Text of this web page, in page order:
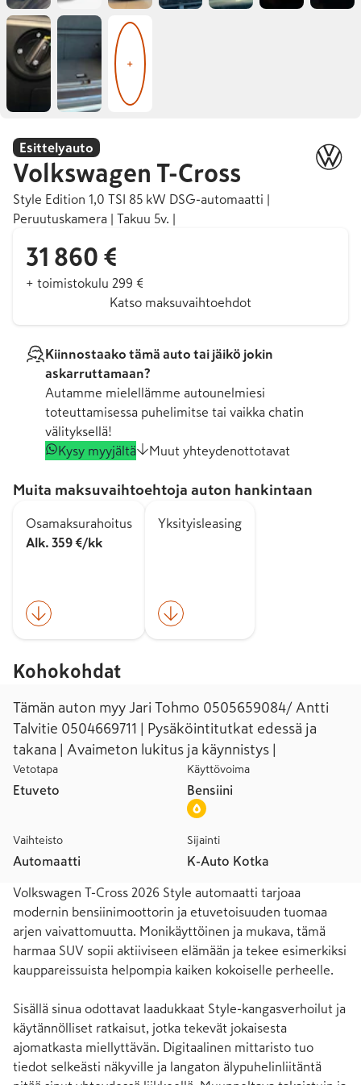
+
Esittelyauto
Volkswagen T-Cross
Style Edition 1,0 TSI 85 kW DSG-automaatti |
Peruutuskamera | Takuu 5v. |
31 860 €
+ toimistokulu 299 €
Katso maksuvaihtoehdot
Kiinnostaako tämä auto tai jäikö jokin
askarruttamaan?
Autamme mielellämme autounelmiesi
toteuttamisessa puhelimitse tai vaikka chatin
välityksellä!
Kysy myyjältä
Muut yhteydenottotavat
Muita maksuvaihtoehtoja auton hankintaan
Osamaksurahoitus
Alk. 359 €/kk
Yksityisleasing
Kohokohdat
Tämän auton myy Jari Tohmo 0505659084/ Antti
Talvitie 0504669711 | Pysäköintitutkat edessä ja
takana | Avaimeton lukitus ja käynnistys |
Vetotapa
Etuveto
Käyttövoima
Bensiini
Vaihteisto
Automaatti
Sijainti
K-Auto Kotka
Volkswagen T-Cross 2026 Style automaatti tarjoaa
modernin bensiinimoottorin ja etuvetoisuuden tuomaa
arjen vaivattomuutta. Monikäyttöinen ja mukava, tämä
harmaa SUV sopii aktiiviseen elämään ja tekee esimerkiksi
kauppareissuista helpompia kaiken kokoiselle perheelle.
Sisällä sinua odottavat laadukkaat Style-kangasverhoilut ja
käytännölliset ratkaisut, jotka tekevät jokaisesta
ajomatkasta miellyttävän. Digitaalinen mittaristo tuo
tiedot selkeästi näkyville ja langaton älypuhelinliitäntä